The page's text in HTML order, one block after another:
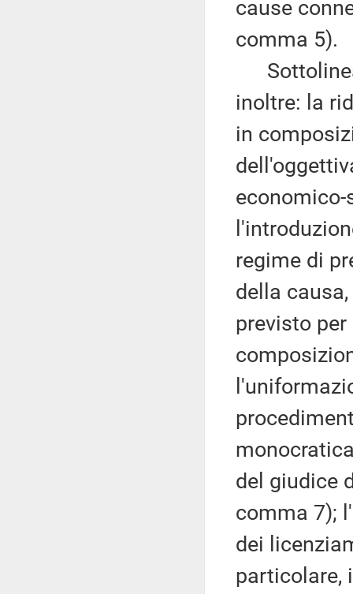
cause
comma 5).
inoltre: la
in
regime di
della
previsto
del giudice
comma 7);
dei
particolare,